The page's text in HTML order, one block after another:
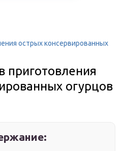
острых консервированных
приготовления
огурцов